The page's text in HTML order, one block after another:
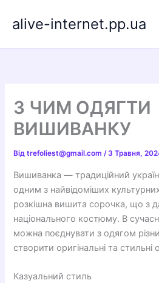
alive-internet.pp.ua
З ЧИМ ОДЯГТИ
ВИШИВАНКУ
Відtrefoliest@gmail.com/ 3 Травня,
Вишиванка — традиційний
одним з найвідоміших
розкішна вишита сорочка, що з
національного костюму. В
можна поєднувати з одягом
створити оригінальні та стильні
Казуальний стиль